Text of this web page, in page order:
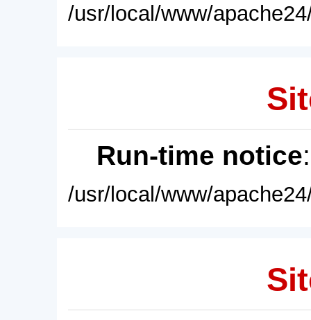
/usr/local/www/
Run-time notice
/usr/local/www/